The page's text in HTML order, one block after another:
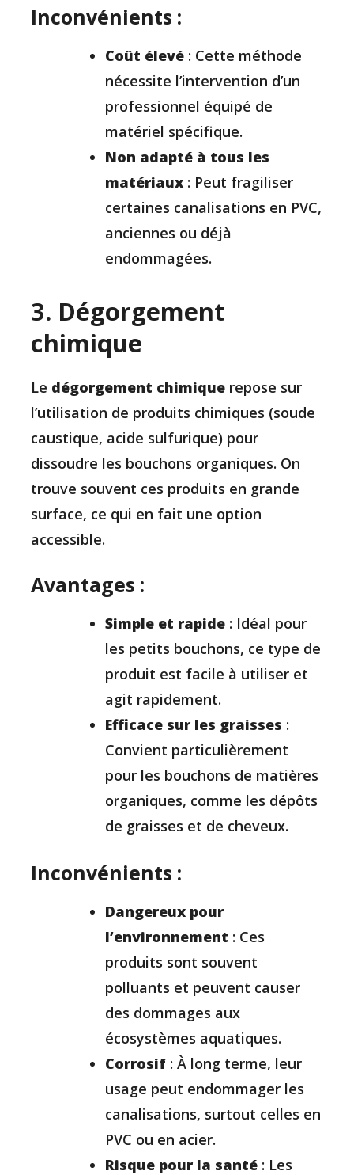
Inconvénients :
Coût élevé : Cette méthode
nécessite l’intervention d’un
professionnel équipé de
matériel spécifique.
Non adapté à tous les
matériaux : Peut fragiliser
certaines canalisations en PVC,
anciennes ou déjà
endommagées.
3. Dégorgement
chimique
Le dégorgement chimique repose sur
l’utilisation de produits chimiques (soude
caustique, acide sulfurique) pour
dissoudre les bouchons organiques. On
trouve souvent ces produits en grande
surface, ce qui en fait une option
accessible.
Avantages :
Simple et rapide : Idéal pour
les petits bouchons, ce type de
produit est facile à utiliser et
agit rapidement.
Efficace sur les graisses :
Convient particulièrement
pour les bouchons de matières
organiques, comme les dépôts
de graisses et de cheveux.
Inconvénients :
Dangereux pour
l’environnement : Ces
produits sont souvent
polluants et peuvent causer
des dommages aux
écosystèmes aquatiques.
Corrosif : À long terme, leur
usage peut endommager les
canalisations, surtout celles en
PVC ou en acier.
Risque pour la santé : Les